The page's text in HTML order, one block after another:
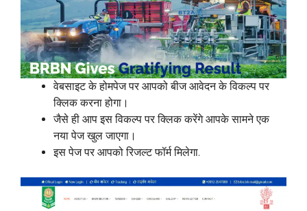
वेबसाइट के होमपेज पर आपको बीज आवेदन के विकल्प पर
क्लिक करना होगा।
जैसे ही आप इस विकल्प पर क्लिक करेंगे आपके सामने एक
नया पेज खुल जाएगा।
इस पेज पर आपको रिजल्ट फॉर्म मिलेगा.